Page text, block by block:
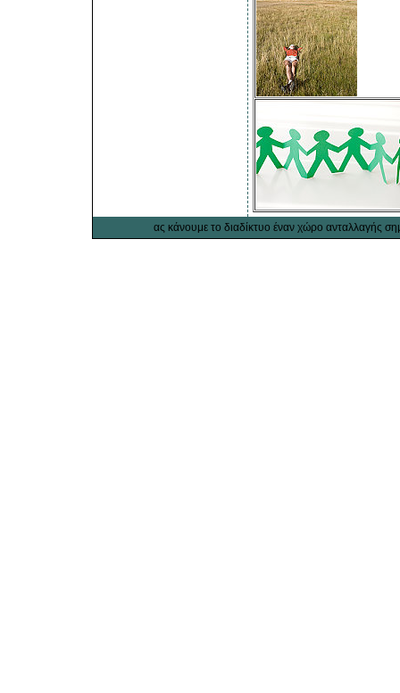
ας κάνουμε το διαδίκτυο έναν χώρο ανταλλαγής